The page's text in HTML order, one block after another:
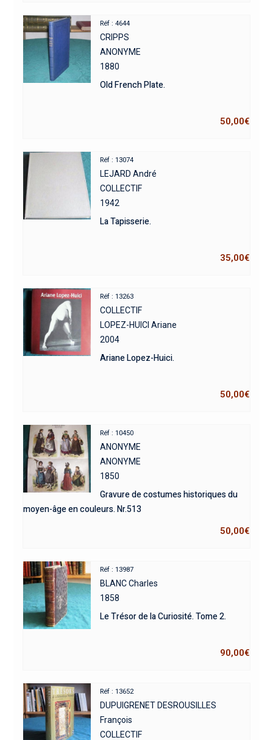
Réf : 4644
CRIPPS
ANONYME
1880
Old French Plate.
50,00€
Réf : 13074
LEJARD André
COLLECTIF
1942
La Tapisserie.
35,00€
Réf : 13263
COLLECTIF
LOPEZ-HUICI Ariane
2004
Ariane Lopez-Huici.
50,00€
Réf : 10450
ANONYME
ANONYME
1850
Gravure de costumes historiques du
moyen-âge en couleurs. Nr.513
50,00€
Réf : 13987
BLANC Charles
1858
Le Trésor de la Curiosité. Tome 2.
90,00€
Réf : 13652
DUPUIGRENET DESROUSILLES
François
COLLECTIF